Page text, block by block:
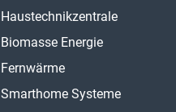
Haustechnikzentrale
Biomasse Energie
Fernwärme
Smarthome Systeme